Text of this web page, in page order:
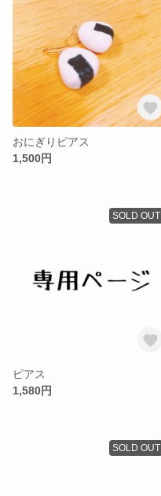
おにぎりピアス
1,500円
SOLD OUT
ピアス
1,580円
SOLD OUT